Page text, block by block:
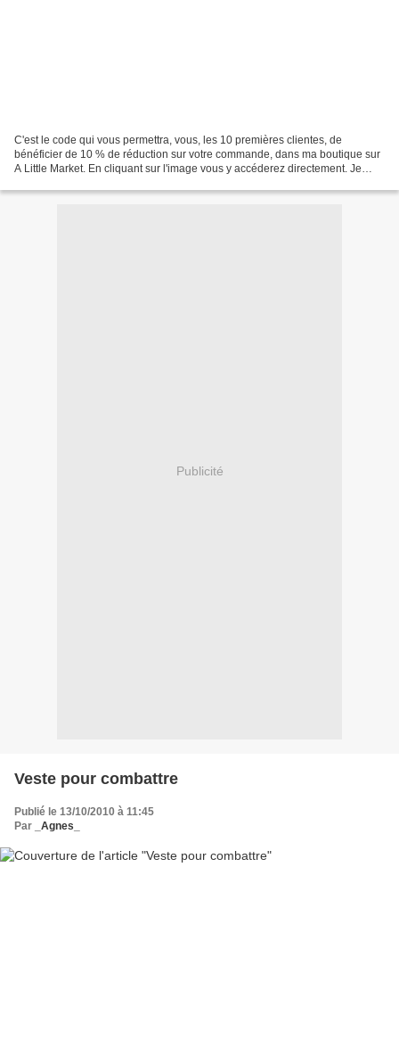
C'est le code qui vous permettra, vous, les 10 premières clientes, de
bénéficier de 10 % de réduction sur votre commande, dans ma boutique sur
A Little Market. En cliquant sur l'image vous y accéderez directement. Je
Publicité
Veste pour combattre
Publié le 13/10/2010 à 11:45
Par
_Agnes_